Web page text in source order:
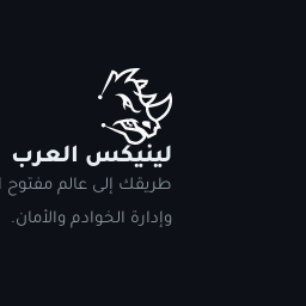
لينيكس العرب
طريقك إلى عالم مفتوح
وإدارة الخوادم والأمان.